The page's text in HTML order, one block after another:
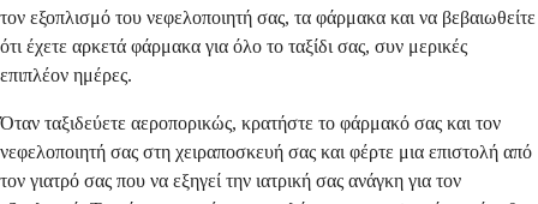
τον εξοπλισμό του νεφελοποιητή σας, τα φάρμακα και να βεβαιωθείτε
ότι έχετε αρκετά φάρμακα για όλο το ταξίδι σας, συν μερικές
επιπλέον ημέρες.
Όταν ταξιδεύετε αεροπορικώς, κρατήστε το φάρμακό σας και τον
νεφελοποιητή σας στη χειραποσκευή σας και φέρτε μια επιστολή από
τον γιατρό σας που να εξηγεί την ιατρική σας ανάγκη για τον